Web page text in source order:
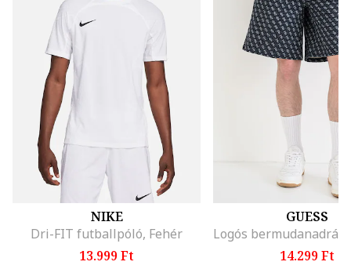
NIKE
Dri-FIT futballpóló, Fehér
13.999 Ft
GUESS
14.299 Ft